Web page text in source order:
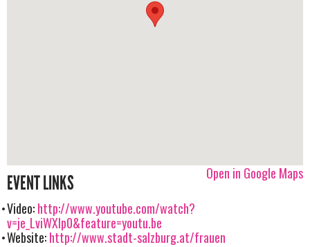
Open in Google Maps
EVENT LINKS
Video:http://www.youtube.com/watch?
v=je_LviWXlp0&feature=youtu.be
Website:http://www.stadt-salzburg.at/frauen